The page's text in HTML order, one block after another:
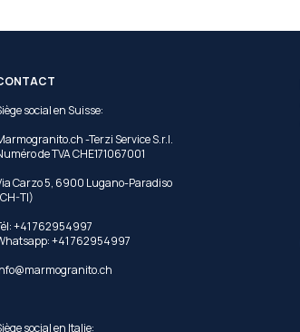
social en Suisse:
-Terzi Service S.r.l.
de TVA CHE171067001
Carzo 5, 6900 Lugano-Paradiso
TI)
+41 762954997
+41 762954997
social en Italie: